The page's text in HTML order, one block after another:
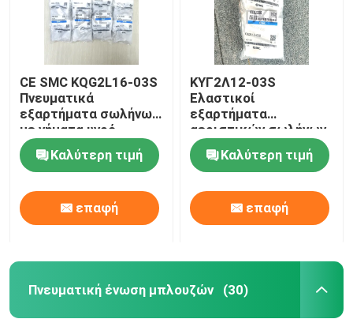
CE SMC KQG2L16-03S
Πνευματικά
εξαρτήματα σωλήνων
με νήματα υγρό
σύνδεσης SS316
Καλύτερη τιμή
επαφή
ΚΥΓ2Λ12-03S
Ελαστικοί
εξαρτήματα
αεριστικών σωλήνων
12 mm
Καλύτερη τιμή
επαφή
Πνευματική ένωση μπλουζών (30)